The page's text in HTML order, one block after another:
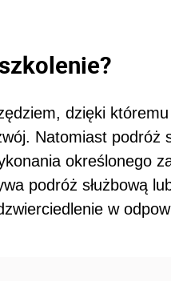
dzięki
Natomiast podróż
określonego
podróż służbową
w